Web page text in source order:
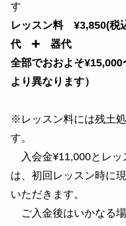
す
レッスン料 ¥3,850(
代 ➕ 器代
全部でおおよそ
より異なります）
※レッスン料には残土
す。
入会金¥11,000とレッ
は、初回レッスン時に
いただきます。
ご入金後はいかなる